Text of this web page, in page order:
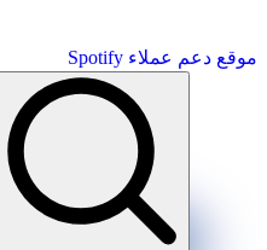
موقع دعم عملاء Spotify